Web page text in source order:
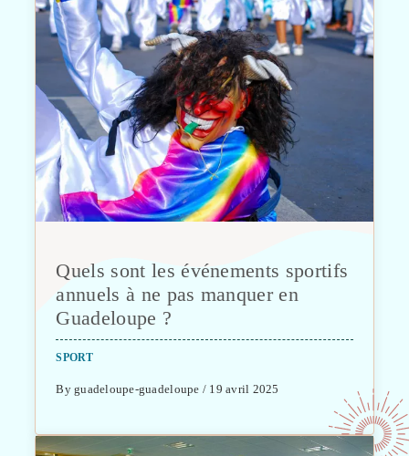
Quels sont les événements sportifs
annuels à ne pas manquer en
Guadeloupe ?
SPORT
By guadeloupe-guadeloupe / 19 avril 2025